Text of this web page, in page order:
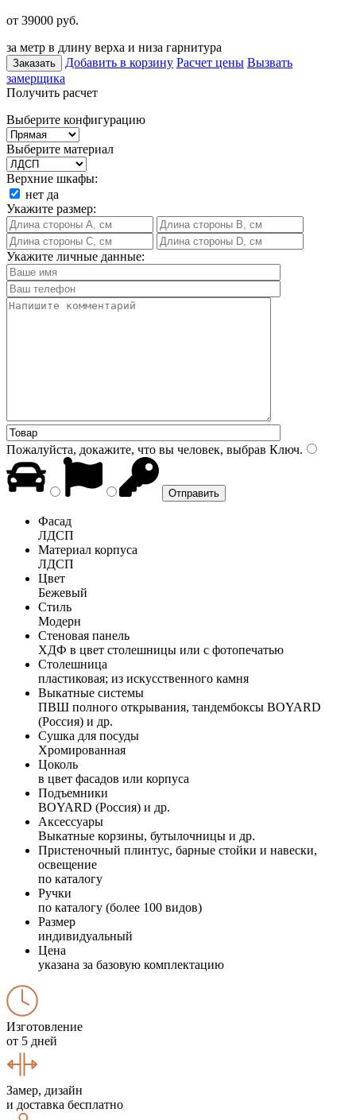
от 39000 руб.
за метр в длину верха и низа гарнитура
Заказать Добавить в корзину Расчет цены Вызвать
замерщика
Получить расчет
Выберите конфигурацию
Выберите материал
Верхние шкафы:
нет да
Укажите размер:
Укажите личные данные:
Пожалуйста, докажите, что вы человек, выбрав Ключ.
Фасад
ЛДСП
Материал корпуса
ЛДСП
Цвет
Бежевый
Стиль
Модерн
Стеновая панель
ХДФ в цвет столешницы или с фотопечатью
Столешница
пластиковая; из искусственного камня
Выкатные системы
ПВШ полного открывания, тандембоксы BOYARD
(Россия) и др.
Сушка для посуды
Хромированная
Цоколь
в цвет фасадов или корпуса
Подъемники
BOYARD (Россия) и др.
Аксессуары
Выкатные корзины, бутылочницы и др.
Пристеночный плинтус, барные стойки и навески,
освещение
по каталогу
Ручки
по каталогу (более 100 видов)
Размер
индивидуальный
Цена
указана за базовую комплектацию
Изготовление
от 5 дней
Замер, дизайн
и доставка бесплатно